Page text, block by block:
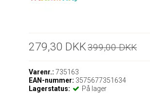
279,30 DKK399,00 DKK
Varenr.: 735163
EAN-nummer: 3575677351634
Lagerstatus:
På lager